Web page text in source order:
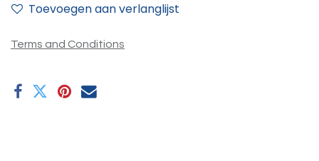
Toevoegen aan verlanglijst
Terms and Conditions